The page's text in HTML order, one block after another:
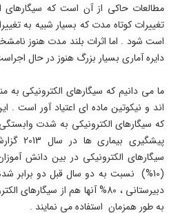
مطالعات حاکی از آن است که سیگارهای
تغییرات کوتاه مدت که بسیار شبیه به
است شود . اما اثرات بلند مدت هنوز
دایره آماری بسیار بزرگ هنوز در حال
ما می دانیم که سیگارهای الکترونیکی به
اند و نیکوتین ماده ای اعتیاد آور است
که سیگارهای الکترونیکی به شدت
پیشگیری
(10%) نسبت به دو سال قبل دو برابر
دبیرستانی ، 80% آنها هم از
به طور همزمان استفاده می نمایند .